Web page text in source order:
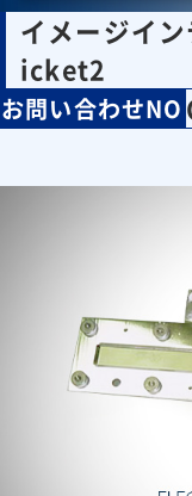
イメージイ
icket2
お問い合わせNO